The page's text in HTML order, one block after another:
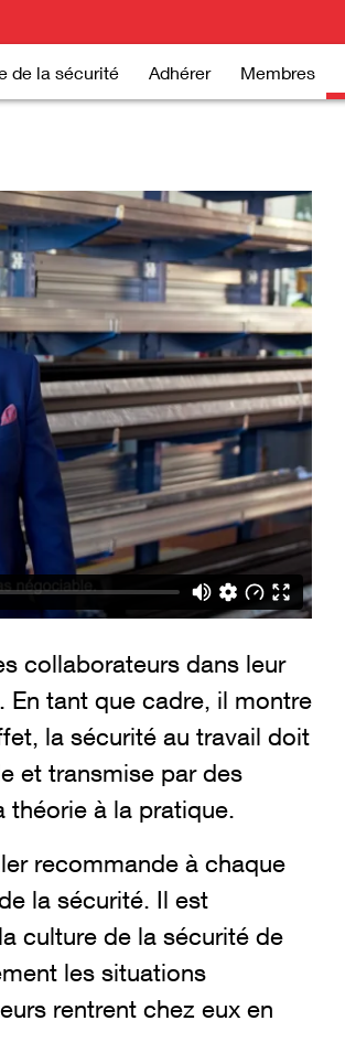
de la sécurité Adhérer Membres
collaborateurs dans leur
tant que cadre, il montre
la sécurité au travail doit
et transmise par des
théorie à la pratique.
recommande à chaque
la sécurité. Il est
culture de la sécurité de
les situations
rentrent chez eux en